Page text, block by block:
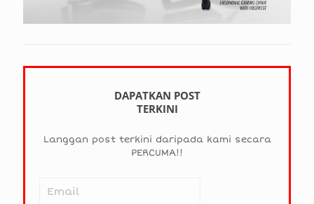
DAPATKAN POST
TERKINI
Langgan post terkini daripada kami secara
PERCUMA!!